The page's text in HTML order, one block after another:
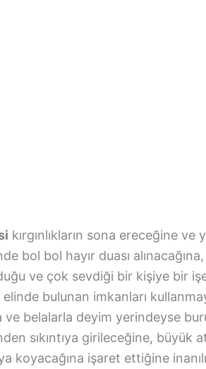
kırgınlıkların sona ereceğine ve
bol bol hayır duası
ve çok sevdiği bir kişiye bir
bulunan imkanları
ve belalarla deyim yerindeyse
sıkıntıya girileceğine, büyük
koyacağına işaret ettiğine